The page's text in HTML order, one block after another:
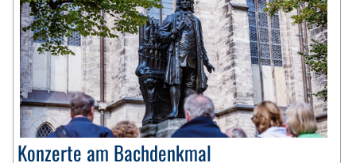
Konzerte am Bachdenkmal